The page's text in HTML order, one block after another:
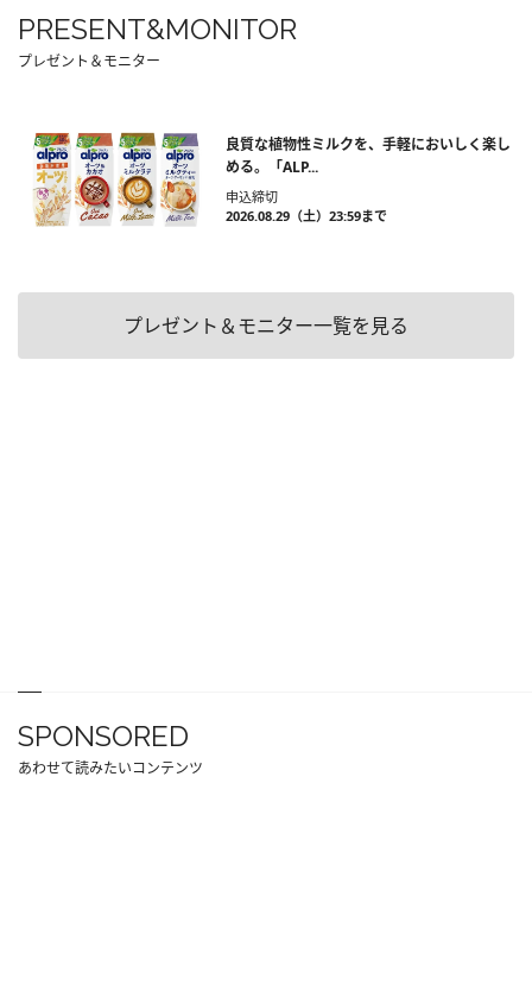
PRESENT&MONITOR
プレゼント＆モニター
良質な植物性ミルクを、手軽においしく楽し
める。「ALP...
申込締切
2026.08.29（土）23:59まで
プレゼント＆モニター一覧を見る
SPONSORED
あわせて読みたいコンテンツ